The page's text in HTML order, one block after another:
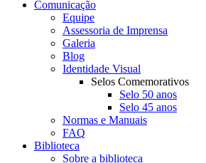
Comunicação
Equipe
Assessoria de Imprensa
Galeria
Blog
Identidade Visual
Selos Comemorativos
Selo 50 anos
Selo 45 anos
Normas e Manuais
FAQ
Biblioteca
Sobre a biblioteca